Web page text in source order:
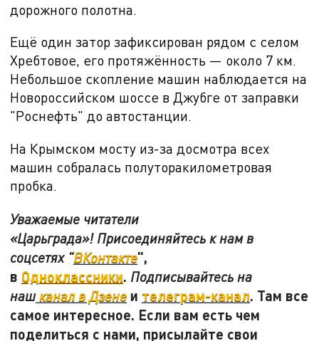
дорожного полотна.
Ещё один затор зафиксирован рядом с селом
Хребтовое, его протяжённость — около 7 км.
Небольшое скопление машин наблюдается на
Новороссийском шоссе в Джубге от заправки
"Роснефть" до автостанции.
На Крымском мосту из-за досмотра всех
машин собралась полуторакилометровая
пробка.
Уважаемые читатели
«Царьграда»! Присоединяйтесь к нам в
соцсетях "ВКонтакте",
в Одноклассники. Подписывайтесь на
наш канал в Дзене и телеграм-канал. Там все
самое интересное. Если вам есть чем
поделиться с нами, присылайте свои